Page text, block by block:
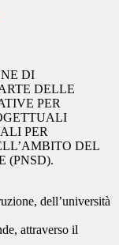
DI
DELLE
PER
PER
DEL
(PNSD).
dell’università
attraverso il